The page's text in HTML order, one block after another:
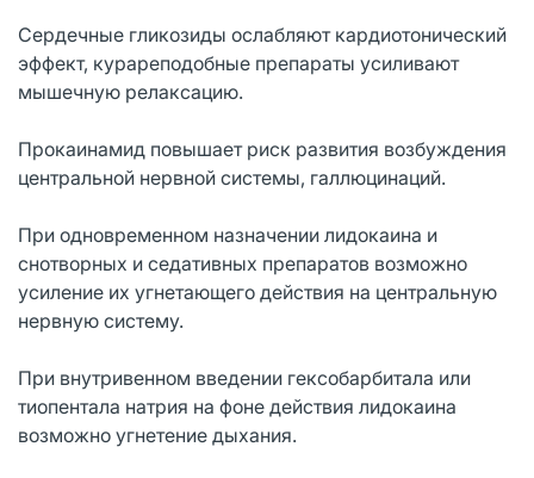
Сердечные гликозиды ослабляют кардиотонический
эффект, курареподобные препараты усиливают
мышечную релаксацию.
Прокаинамид повышает риск развития возбуждения
центральной нервной системы, галлюцинаций.
При одновременном назначении лидокаина и
снотворных и седативных препаратов возможно
усиление их угнетающего действия на центральную
нервную систему.
При внутривенном введении гексобарбитала или
тиопентала натрия на фоне действия лидокаина
возможно угнетение дыхания.